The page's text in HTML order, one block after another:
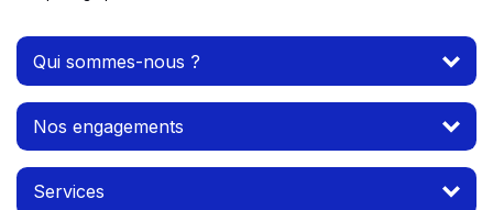
Qui sommes-nous ?
Nos engagements
Services